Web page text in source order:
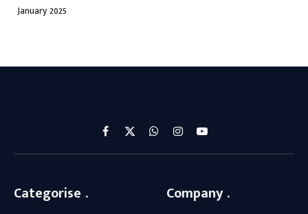
January 2025
Facebook
X
(Twitter)
WhatsAppInstagramYouTube
Categorise . Company .